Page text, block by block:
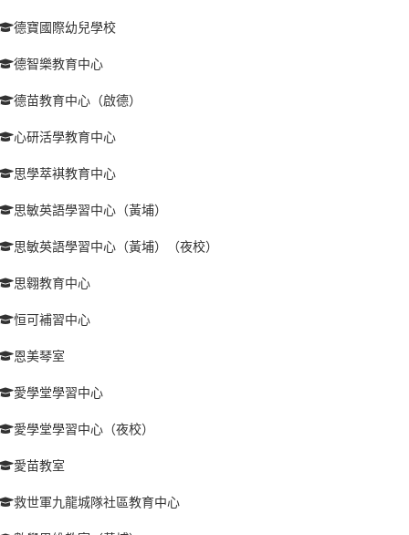
德寶國際幼兒學校
德智樂教育中心
德苗教育中心（啟德）
心研活學教育中心
思學萃褀教育中心
思敏英語學習中心（黃埔）
思敏英語學習中心（黃埔）（夜校）
思翱教育中心
恒可補習中心
恩美琴室
愛學堂學習中心
愛學堂學習中心（夜校）
愛苗教室
救世軍九龍城隊社區教育中心